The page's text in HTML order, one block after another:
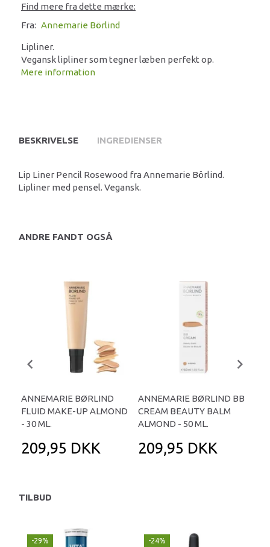
Find mere fra dette mærke:
Fra: Annemarie Börlind
Lipliner.
Vegansk lipliner som tegner læben perfekt op.
Mere information
BESKRIVELSE INGREDIENSER
Lip Liner Pencil Rosewood fra Annemarie Börlind.
Lipliner med pensel. Vegansk.
ANDRE FANDT OGSÅ
ANNEMARIE BØRLIND
FLUID MAKE-UP ALMOND
- 30 ML.
209,95 DKK
ANNEMARIE BØRLIND BB
CREAM BEAUTY BALM
ALMOND - 50 ML.
209,95 DKK
TILBUD
-29% -24%